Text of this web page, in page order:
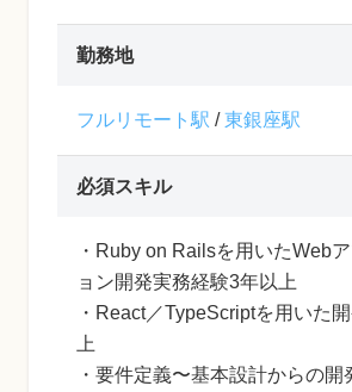
勤務地
フルリモート駅 /東銀座駅
必須スキル
・Ruby on Railsを用いたWeb
ョン開発実務経験3年以上
・React／TypeScriptを用いた
上
・要件定義〜基本設計からの開